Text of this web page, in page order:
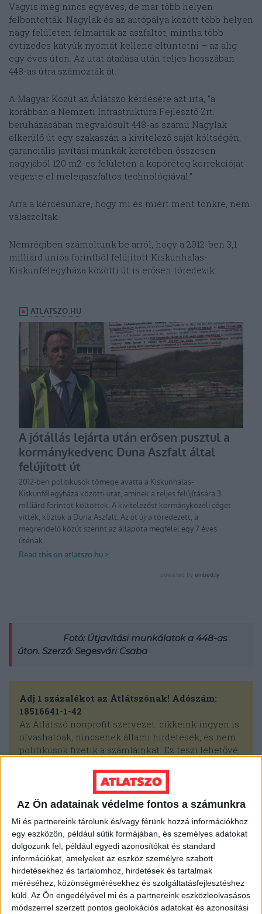
Az Ön adatainak védelme fontos a számunkra
Mi és partnereink tárolunk és/vagy férünk hozzá információkhoz
egy eszközön, például sütik formájában, és személyes adatokat
dolgozunk fel, például egyedi azonosítókat és standard
információkat, amelyeket az eszköz személyre szabott
hirdetésekhez és tartalomhoz, hirdetések és tartalmak
méréséhez, közönségmérésekhez és szolgáltatásfejlesztéshez
küld. Az Ön engedélyével mi és a partnereink eszközleolvasásos
módszerrel szerzett pontos geolokációs adatokat és azonosítási
Vagyis még nincs egyéves, de már több helyen
felbontották. Nagylak és az autópálya között több helyen
nagy felületen felmarták az aszfaltot, mintha több
évtizedes kátyúk nyomát kellene eltüntetni – az alig
egy éves úton. Az utat átadása után teljes hosszában
448-as útra számozták át.
A Magyar Közút az Átlátszó kérdésére azt írta, “a
korábban a Nemzeti Infrastruktúra Fejlesztő Zrt.
beruházásában megvalósult 448-as számú Nagylak
elkerülő út egy szakaszán a kivitelező saját költségén,
garanciális javítási munkák keretében összesen
nagyjából 120 m2-es felületen a kopóréteg korrekcióját
végezte el melegaszfaltos technológiával.”
Arra a kérdésünkre, hogy mi és miért ment tönkre, nem
válaszoltak.
Nemrégiben számoltunk be arról, hogy a 2012-ben 3,1
milliárd uniós forintból felújított Kiskunhalas-
Kiskunfélegyháza közötti út is erősen töredezik:
Fotó: Útjavítási munkálatok a 448-as
úton. Szerző: Segesvári Csaba
Adj 1 százalékot az Átlátszónak! Adószám:
18516641-1-42
Az Átlátszó nonprofit szervezet: cikkeink ingyen is
olvashatóak, nincsenek állami hirdetések, és nem
politikusok fizetik a számláinkat. Ez teszi lehetővé,
fontosnak tartod a független, tényfeltáró újságírás
fennmaradását, támogasd a szerkesztőség
munkájátegyszeri vagy rendszeres adománnyal,
DUNA ASZFALT FELÚJÍTÁS
LÁZÁR JÁNOS NAGYLAKI ELKERÜLŐ